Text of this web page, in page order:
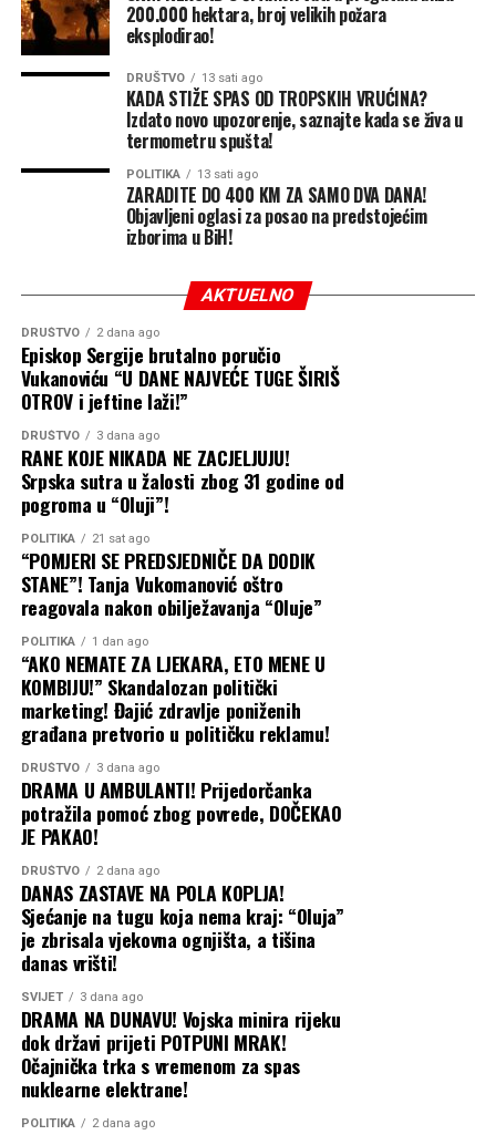
200.000 hektara, broj velikih požara
eksplodirao!
DRUŠTVO 13 sati ago
KADA STIŽE SPAS OD TROPSKIH VRUĆINA?
Izdato novo upozorenje, saznajte kada se živa u
termometru spušta!
POLITIKA 13 sati ago
ZARADITE DO 400 KM ZA SAMO DVA DANA!
Objavljeni oglasi za posao na predstojećim
izborima u BiH!
AKTUELNO
DRUŠTVO 2 dana ago
Episkop Sergije brutalno poručio
Vukanoviću “U DANE NAJVEĆE TUGE ŠIRIŠ
OTROV i jeftine laži!”
DRUŠTVO 3 dana ago
RANE KOJE NIKADA NE ZACJELJUJU!
Srpska sutra u žalosti zbog 31 godine od
pogroma u “Oluji”!
POLITIKA 21 sat ago
“POMJERI SE PREDSJEDNIČE DA DODIK
STANE”! Tanja Vukomanović oštro
reagovala nakon obilježavanja “Oluje”
POLITIKA 1 dan ago
“AKO NEMATE ZA LJEKARA, ETO MENE U
KOMBIJU!” Skandalozan politički
marketing! Đajić zdravlje poniženih
građana pretvorio u političku reklamu!
DRUŠTVO 3 dana ago
DRAMA U AMBULANTI! Prijedorčanka
potražila pomoć zbog povrede, DOČEKAO
JE PAKAO!
DRUŠTVO 2 dana ago
DANAS ZASTAVE NA POLA KOPLJA!
Sjećanje na tugu koja nema kraj: “Oluja”
je zbrisala vjekovna ognjišta, a tišina
danas vrišti!
SVIJET 3 dana ago
DRAMA NA DUNAVU! Vojska minira rijeku
dok državi prijeti POTPUNI MRAK!
Očajnička trka s vremenom za spas
nuklearne elektrane!
POLITIKA 2 dana ago